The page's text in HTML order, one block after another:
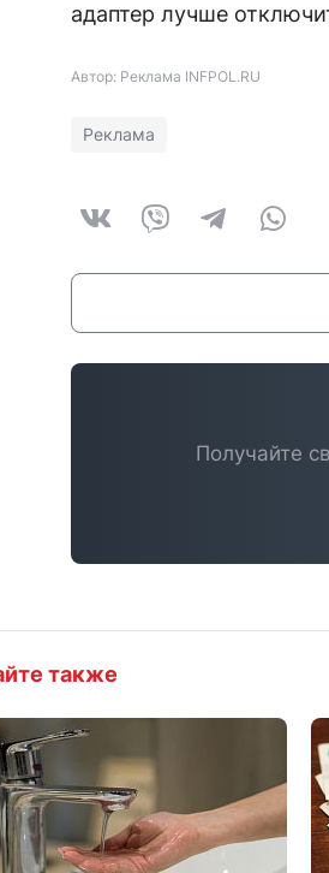
адаптер лучше
Автор: Реклама INFPOL.RU
Реклама
Получайте
также